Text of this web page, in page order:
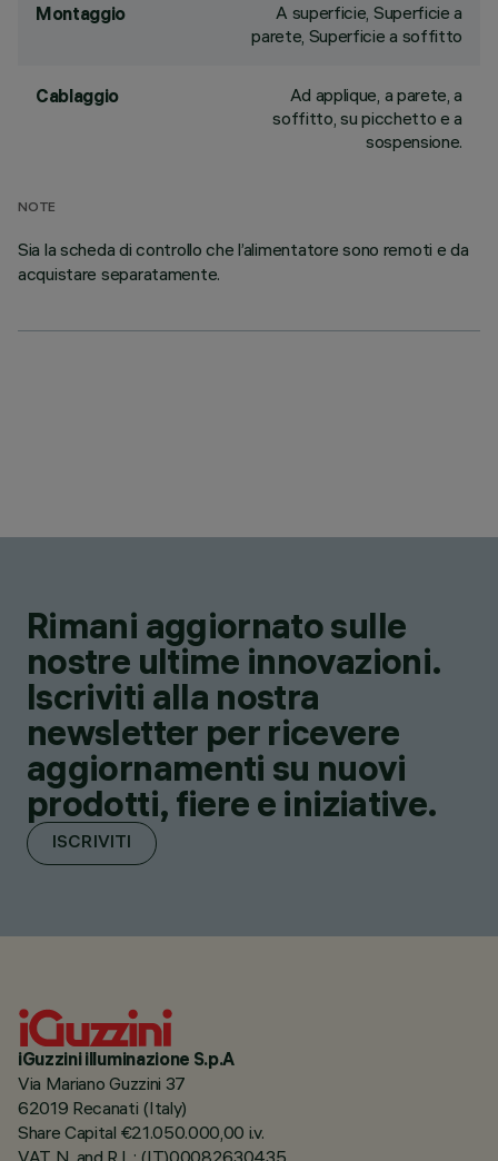
Montaggio
A superficie, Superficie a
parete, Superficie a soffitto
Cablaggio
Ad applique, a parete, a
soffitto, su picchetto e a
sospensione.
NOTE
Sia la scheda di controllo che l’alimentatore sono remoti e da
acquistare separatamente.
Rimani aggiornato sulle
nostre ultime innovazioni.
Iscriviti alla nostra
newsletter per ricevere
aggiornamenti su nuovi
prodotti, fiere e iniziative.
ISCRIVITI
iGuzzini illuminazione S.p.A
Via Mariano Guzzini 37
62019 Recanati (Italy)
Share Capital €21.050.000,00 i.v.
VAT N. and R.I. : (IT)00082630435